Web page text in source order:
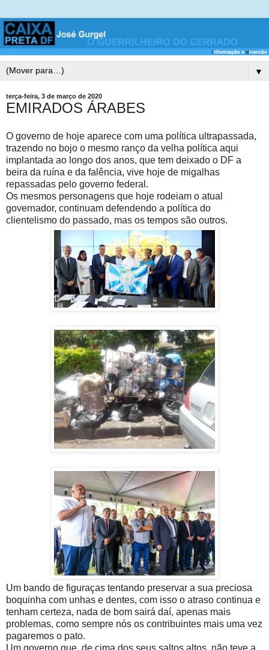
▼
terça-feira, 3 de março de 2020
EMIRADOS ÁRABES
O governo de hoje aparece com uma política ultrapassada,
trazendo no bojo o mesmo ranço da velha política aqui
implantada ao longo dos anos, que tem deixado o DF a
beira da ruína e da falência, vive hoje de migalhas
repassadas pelo governo federal.
Os mesmos personagens que hoje rodeiam o atual
governador, continuam defendendo a política do
clientelismo do passado, mas os tempos são outros.
Um bando de figuraças tentando preservar a sua preciosa
boquinha com unhas e dentes, com isso o atraso continua e
tenham certeza, nada de bom sairá daí, apenas mais
problemas, como sempre nós os contribuintes mais uma vez
pagaremos o pato.